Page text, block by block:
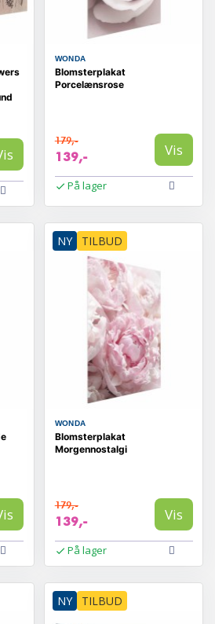
WONDA
Blomsterplakat
Porcelænsrose
179,-
139,- Vis
På lager
NY TILBUD
WONDA
Blomsterplakat
Morgennostalgi
179,-
139,- Vis
På lager
NY TILBUD